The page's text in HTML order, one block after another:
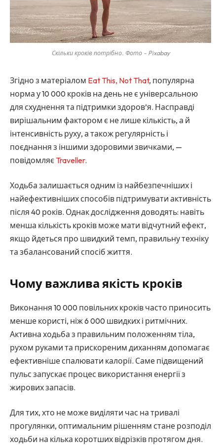
Скільки кроків потрібно. Фото - Pixabay
Згідно з матеріалом Eat This, Not That, популярна
норма у 10 000 кроків на день не є універсальною
для схуднення та підтримки здоров’я. Насправді
вирішальним фактором є не лише кількість, а й
інтенсивність руху, а також регулярність і
поєднання з іншими здоровими звичками, —
повідомляє Traveller.
Ходьба залишається одним із найбезпечніших і
найефективніших способів підтримувати активність
після 40 років. Однак дослідження доводять: навіть
менша кількість кроків може мати відчутний ефект,
якщо йдеться про швидкий темп, правильну техніку
та збалансований спосіб життя.
Чому важлива якість кроків
Виконання 10 000 повільних кроків часто приносить
менше користі, ніж 6 000 швидких і ритмічних.
Активна ходьба з правильним положенням тіла,
рухом руками та прискореним диханням допомагає
ефективніше спалювати калорії. Саме підвищений
пульс запускає процес використання енергії з
жирових запасів.
Для тих, хто не може виділяти час на тривалі
прогулянки, оптимальним рішенням стане розподіл
ходьби на кілька коротших відрізків протягом дня.